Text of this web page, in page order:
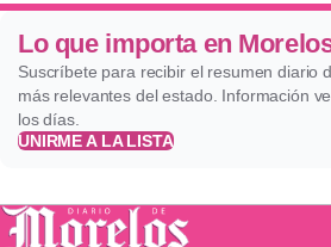
Lo que importa en
Suscríbete para recibir el resumen diario
más relevantes del estado. Información
los días.
UNIRME A LA LISTA